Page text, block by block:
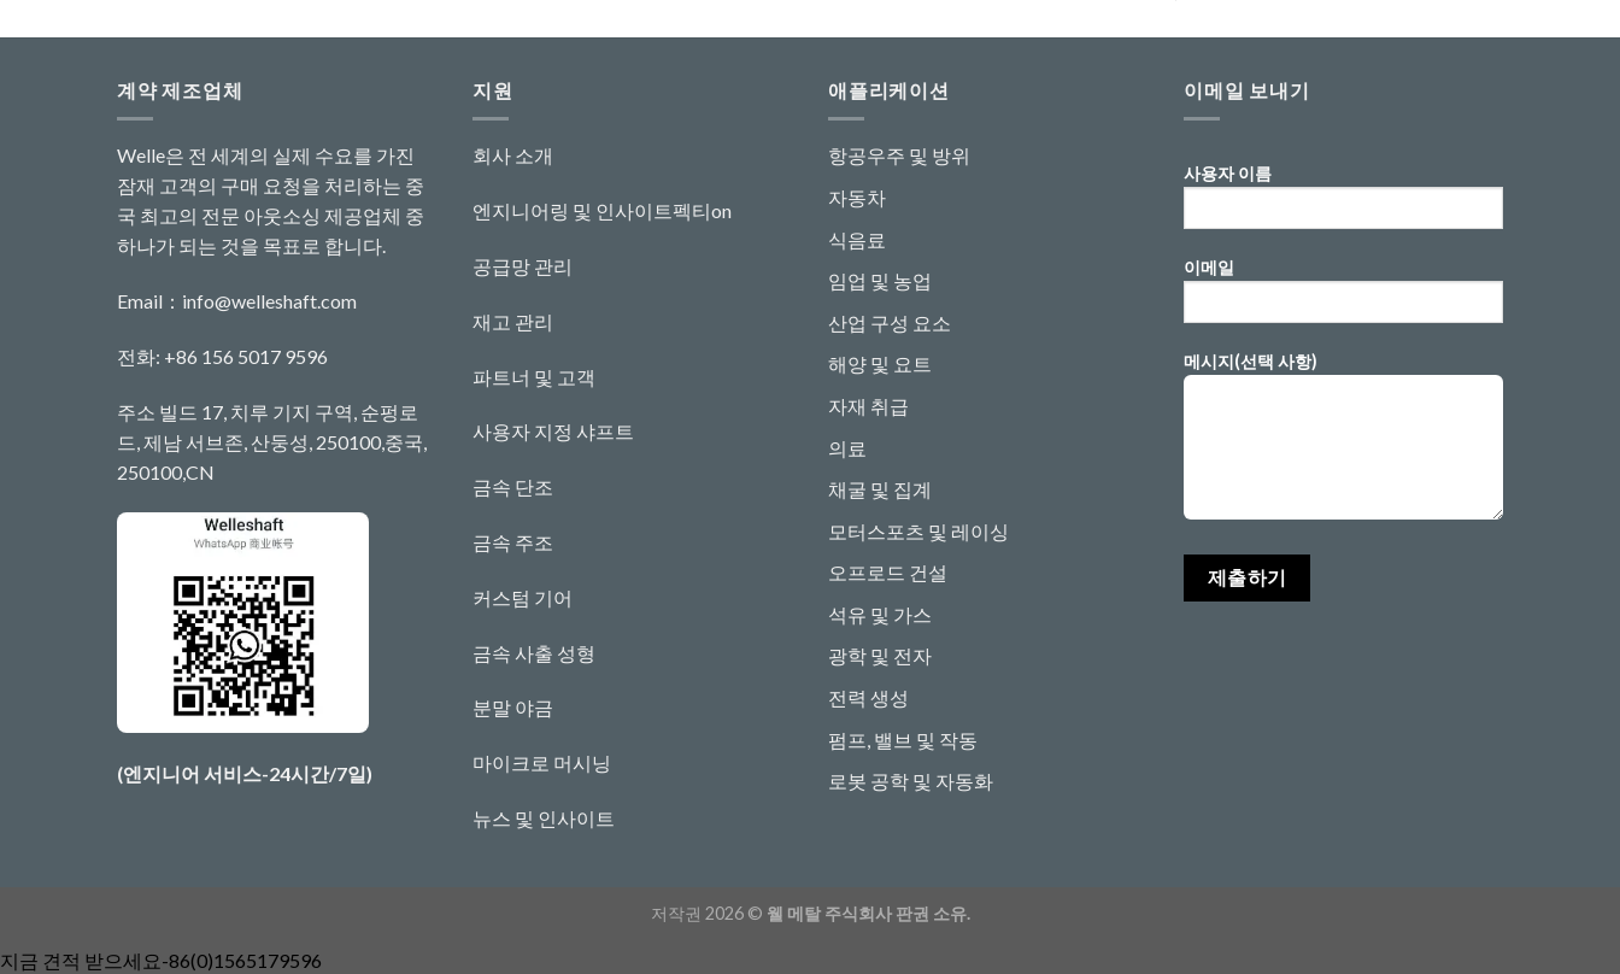
계약 제조업체
Welle은 전 세계의 실제 수요를 가진
잠재 고객의 구매 요청을 처리하는 중
국 최고의 전문 아웃소싱 제공업체 중
하나가 되는 것을 목표로 합니다.
Email： info@welleshaft.com
전화: +86 156 5017 9596
주소 빌드 17, 치루 기지 구역, 순펑로
드, 제남 서브존, 산둥성, 250100,중국,
250100,CN
(엔지니어 서비스-24시간/7일)
지원
회사 소개
엔지니어링 및 인사이트 펙티on
공급망 관리
재고 관리
파트너 및 고객
사용자 지정 샤프트
금속 단조
금속 주조
커스텀 기어
금속 사출 성형
분말 야금
마이크로 머시닝
뉴스 및 인사이트
애플리케이션
항공우주 및 방위
자동차
식음료
임업 및 농업
산업 구성 요소
해양 및 요트
자재 취급
의료
채굴 및 집계
모터스포츠 및 레이싱
오프로드 건설
석유 및 가스
광학 및 전자
전력 생성
펌프, 밸브 및 작동
로봇 공학 및 자동화
이메일 보내기
사용자 이름
이메일
메시지(선택 사항)
저작권 2026 © 웰 메탈 주식회사 판권 소유.
지금 견적 받으세요-86(0)1565179596